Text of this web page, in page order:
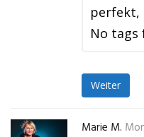
perfekt,
No
Weiter
Marie M.